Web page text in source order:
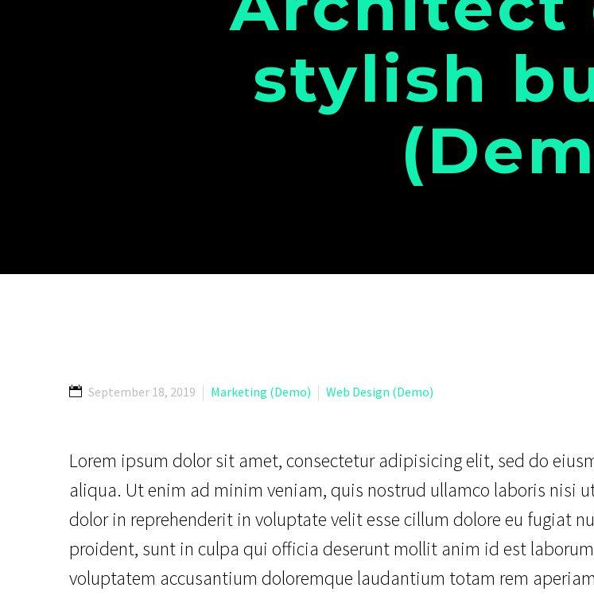
stylish
September 18, 2019 Marketing (Demo) Web Design (Demo)
Lorem ipsum dolor sit amet, consectetur adipisicing elit, sed do
aliqua. Ut enim ad minim veniam, quis nostrud ullamco laboris nisi
dolor in reprehenderit in voluptate velit esse cillum dolore eu fugiat
proident, sunt in culpa qui officia deserunt mollit anim id est
voluptatem accusantium doloremque laudantium totam rem